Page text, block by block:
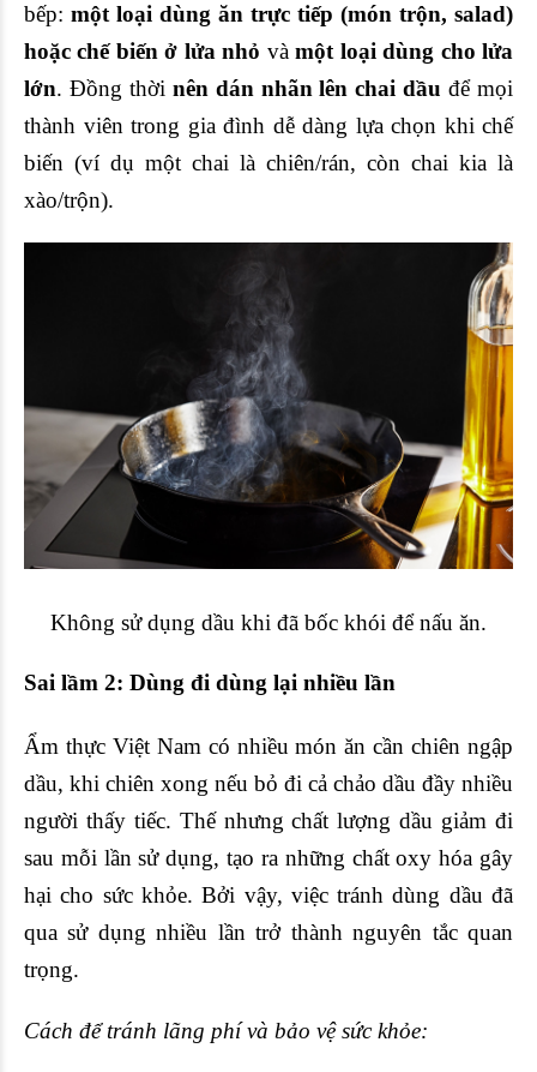
bếp: một loại dùng ăn trực tiếp (món trộn, salad)
hoặc chế biến ở lửa nhỏ vàmột loại dùng cho lửa
lớn. Đồng thời nên dán nhãn lên chai dầuđể mọi
thành viên trong gia đình dễ dàng lựa chọn khi chế
biến (ví dụ một chai là chiên/rán, còn chai kia là
xào/trộn).
Không sử dụng dầu khi đã bốc khói để nấu ăn.
Sai lầm 2: Dùng đi dùng lại nhiều lần
Ẩm thực Việt Nam có nhiều món ăn cần chiên ngập
dầu, khi chiên xong nếu bỏ đi cả chảo dầu đầy nhiều
người thấy tiếc. Thế nhưng chất lượng dầu giảm đi
sau mỗi lần sử dụng, tạo ra những chấtoxy hóa gây
hại cho sức khỏe. Bởi vậy, việc tránh dùng dầu đã
qua sử dụng nhiều lần trở thành nguyên tắc quan
trọng.
Cách để tránh lãng phí và bảo vệ sức khỏe: